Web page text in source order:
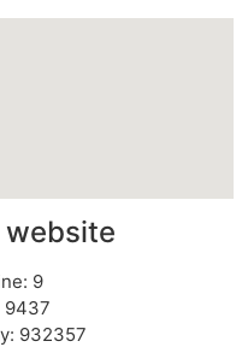
website
9
9437
932357